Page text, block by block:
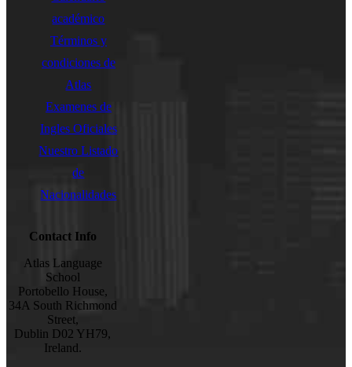
académico
Términos y
condiciones de
Atlas
Examenes de
Ingles Oficiales
Nuestro Listado
de
Nacionalidades
Contact Info
Atlas Language
School
Portobello House,
34A South Richmond
Street,
Dublin D02 YH79,
Ireland.